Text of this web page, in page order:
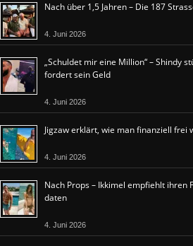
Nach über 1,5 Jahren – Die 187
4. Juni 2026
„Schuldet mir eine Million“ – Shindy
fordert sein Geld
4. Juni 2026
Jigzaw erklärt, wie man finanziell frei
4. Juni 2026
Nach Props – Ikkimel empfiehlt ihren
daten
4. Juni 2026